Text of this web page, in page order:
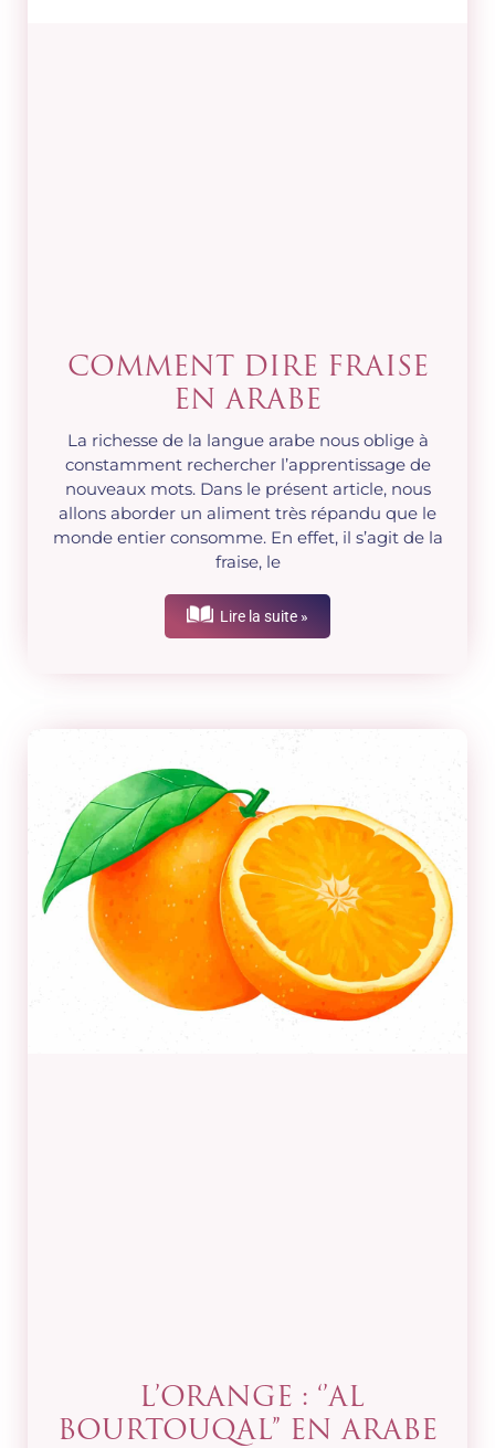
COMMENT DIRE FRAISE
EN ARABE
La richesse de la langue arabe nous oblige à
constamment rechercher l’apprentissage de
nouveaux mots. Dans le présent article, nous
allons aborder un aliment très répandu que le
monde entier consomme. En effet, il s’agit de la
fraise, le
Lire la suite »
L’ORANGE : ‘’AL
BOURTOUQAL’’ EN ARABE